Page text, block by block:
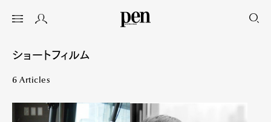
ショートフィルム
6 Articles